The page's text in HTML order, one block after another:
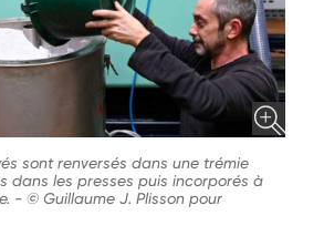
sont renversés dans une trémie
dans les presses puis incorporés à
- © Guillaume J. Plisson pour